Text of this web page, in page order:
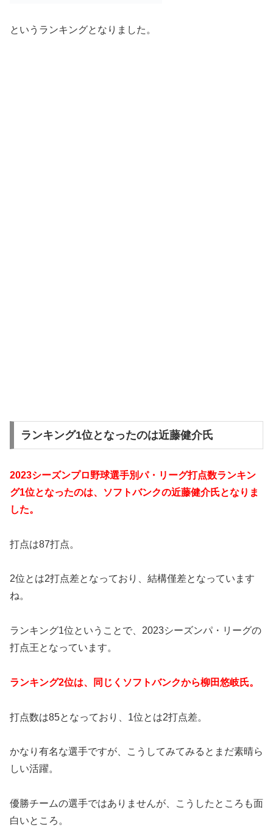
というランキングとなりました。
ランキング1位となったのは近藤健介氏
2023シーズンプロ野球選手別パ・リーグ打点数ランキン
グ1位となったのは、ソフトバンクの近藤健介氏となりま
した。
打点は87打点。
2位とは2打点差となっており、結構僅差となっています
ね。
ランキング1位ということで、2023シーズンパ・リーグの
打点王となっています。
ランキング2位は、同じくソフトバンクから柳田悠岐氏。
打点数は85となっており、1位とは2打点差。
かなり有名な選手ですが、こうしてみてみるとまだ素晴ら
しい活躍。
優勝チームの選手ではありませんが、こうしたところも面
白いところ。